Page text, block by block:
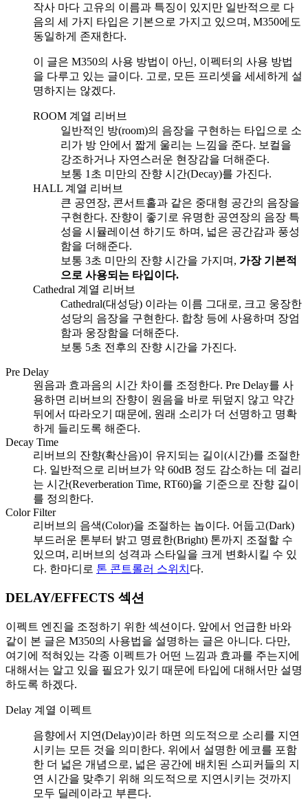
작사 마다 고유의 이름과 특징이 있지만 일반적으로 다
음의 세 가지 타입은 기본으로 가지고 있으며, M350에도
동일하게 존재한다.
이 글은 M350의 사용 방법이 아닌, 이펙터의 사용 방법
을 다루고 있는 글이다. 고로, 모든 프리셋을 세세하게 설
명하지는 않겠다.
ROOM 계열 리버브
일반적인 방(room)의 음장을 구현하는 타입으로 소
리가 방 안에서 짧게 울리는 느낌을 준다. 보컬을
강조하거나 자연스러운 현장감을 더해준다.
보통 1초 미만의 잔향 시간(Decay)를 가진다.
HALL 계열 리버브
큰 공연장, 콘서트홀과 같은 중대형 공간의 음장을
구현한다. 잔향이 좋기로 유명한 공연장의 음장 특
성을 시뮬레이션 하기도 하며, 넓은 공간감과 풍성
함을 더해준다.
보통 3초 미만의 잔향 시간을 가지며, 가장 기본적
으로 사용되는 타입이다.
Cathedral 계열 리버브
Cathedral(대성당) 이라는 이름 그대로, 크고 웅장한
성당의 음장을 구현한다. 합창 등에 사용하며 장엄
함과 웅장함을 더해준다.
보통 5초 전후의 잔향 시간을 가진다.
Pre Delay
원음과 효과음의 시간 차이를 조정한다. Pre Delay를 사
용하면 리버브의 잔향이 원음을 바로 뒤덮지 않고 약간
뒤에서 따라오기 때문에, 원래 소리가 더 선명하고 명확
하게 들리도록 해준다.
Decay Time
리버브의 잔향(확산음)이 유지되는 길이(시간)를 조절한
다. 일반적으로 리버브가 약 60dB 정도 감소하는 데 걸리
는 시간(Reverberation Time, RT60)을 기준으로 잔향 길이
를 정의한다.
Color Filter
리버브의 음색(Color)을 조절하는 놉이다. 어둡고(Dark)
부드러운 톤부터 밝고 명료한(Bright) 톤까지 조절할 수
있으며, 리버브의 성격과 스타일을 크게 변화시킬 수 있
다. 한마디로 톤 콘트롤러 스위치 다.
DELAY/EFFECTS 섹션
이펙트 엔진을 조정하기 위한 섹션이다. 앞에서 언급한 바와
같이 본 글은 M350의 사용법을 설명하는 글은 아니다. 다만,
여기에 적혀있는 각종 이펙트가 어떤 느낌과 효과를 주는지에
대해서는 알고 있을 필요가 있기 때문에 타입에 대해서만 설명
하도록 하겠다.
Delay 계열 이펙트
음향에서 지연(Delay)이라 하면 의도적으로 소리를 지연
시키는 모든 것을 의미한다. 위에서 설명한 에코를 포함
한 더 넓은 개념으로, 넓은 공간에 배치된 스피커들의 지
연 시간을 맞추기 위해 의도적으로 지연시키는 것까지
모두 딜레이라고 부른다.